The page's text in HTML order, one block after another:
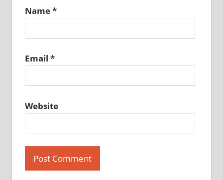
Name*
Email *
Website